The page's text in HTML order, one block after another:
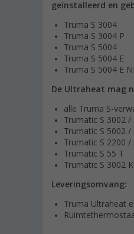
geïnstalleerd en
Truma S 3004
Truma S 3004 P
Truma S 5004
Truma S 5004 E
Truma S 5004 E NL
De Ultraheat mag
alle Truma S-
Trumatic S 3002 /
Trumatic S 5002 /
Trumatic S 2200 /
Trumatic S 55 T
Trumatic S 3002
Leveringsomvang:
Truma Ultraheat